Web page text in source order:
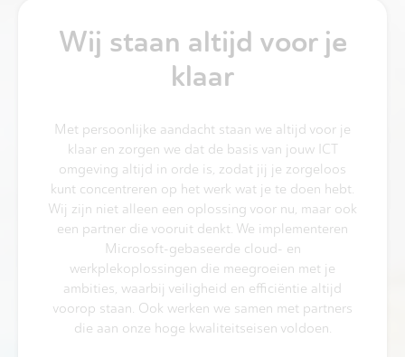
Wij staan altijd voor je
klaar
Met persoonlijke aandacht staan we altijd voor je
klaar en zorgen we dat de basis van jouw ICT
omgeving altijd in orde is, zodat jij je zorgeloos
kunt concentreren op het werk wat je te doen hebt.
Wij zijn niet alleen een oplossing voor nu, maar ook
een partner die vooruit denkt. We implementeren
Microsoft-gebaseerde cloud- en
werkplekoplossingen die meegroeien met je
ambities, waarbij veiligheid en efficiëntie altijd
voorop staan. Ook werken we samen met partners
die aan onze hoge kwaliteitseisen voldoen.